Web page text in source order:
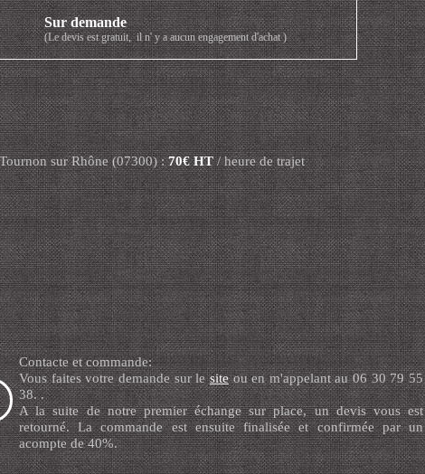
Sur demande
(Le devis est gratuit, il n' y a aucun engagement d'achat )
Contacte et commande:
Vous faites votre demande sur le site ou en m'appelant au 06 30 79 55
38. .
A la suite de notre premier échange sur place, un devis vous est
retourné. La commande est ensuite finalisée et confirmée par un
acompte de 40%.
sur Rhône (07300) : 70€ HT / heure de trajet